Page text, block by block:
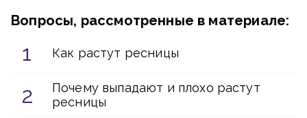
Вопросы, рассмотренные в материале:
Как растут ресницы
Почему выпадают и плохо растут
ресницы